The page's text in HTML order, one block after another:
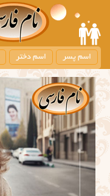
m
i
c
n
t
اسم پسر اسم دختر